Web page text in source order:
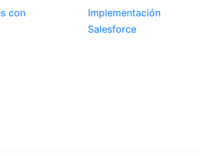
con
Implementación
Salesforce